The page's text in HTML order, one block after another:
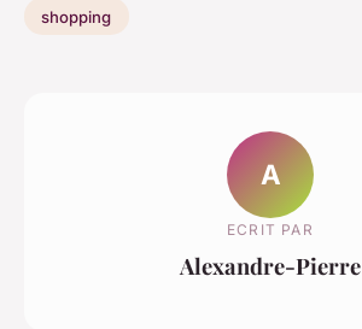
shopping
A
ECRIT PAR
Alexandre-Pierre